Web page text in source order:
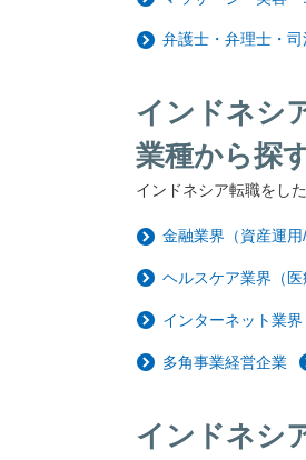
弁護士・弁理士・
インドネシ
業種から探
インドネシア転職をし
金融業界（資産運
ヘルスケア業界（
インターネット業
多角事業経営企業
インドネシ